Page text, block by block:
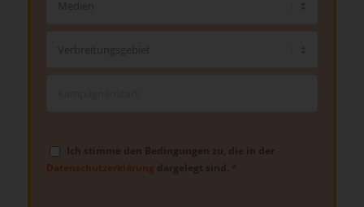
Ich stimme den Bedingungen zu, die in der
Datenschutzerklärung dargelegt sind. *